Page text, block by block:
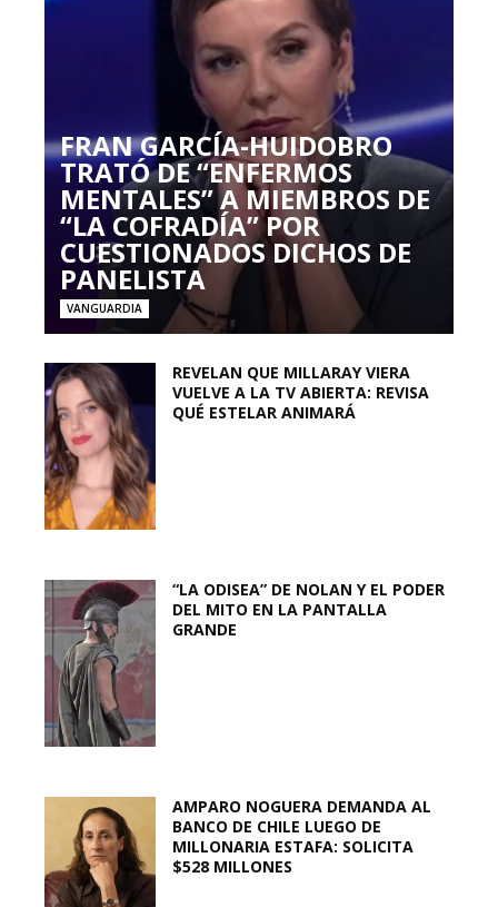
FRAN GARCÍA-HUIDOBRO
TRATÓ DE “ENFERMOS
MENTALES” A MIEMBROS DE
“LA COFRADÍA” POR
CUESTIONADOS DICHOS DE
PANELISTA
VANGUARDIA
REVELAN QUE MILLARAY VIERA
VUELVE A LA TV ABIERTA: REVISA
QUÉ ESTELAR ANIMARÁ
“LA ODISEA” DE NOLAN Y EL PODER
DEL MITO EN LA PANTALLA
GRANDE
AMPARO NOGUERA DEMANDA AL
BANCO DE CHILE LUEGO DE
MILLONARIA ESTAFA: SOLICITA
$528 MILLONES